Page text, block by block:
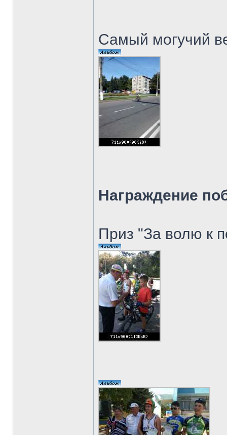
Самый могучий
Награждение
Приз "За волю к